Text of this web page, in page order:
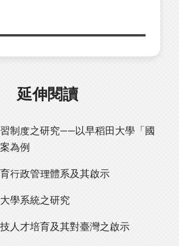
延伸閱讀
制度之研究——以早稻田大學「國
為例
行政管理體系及其啟示
學系統之研究
人才培育及其對臺灣之啟示